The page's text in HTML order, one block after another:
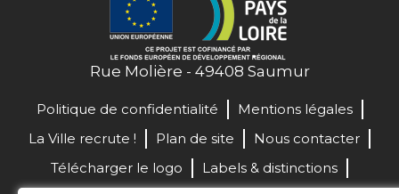
Rue Molière - 49408 Saumur
Politique de confidentialité
Mentions légales
La Ville recrute !
Plan de site
Nous contacter
Télécharger le logo
Labels & distinctions